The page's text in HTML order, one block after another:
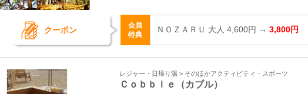
クーポン
会員
特典
ＮＯＺＡＲＵ 大人 4,600円 → 3,800円
レジャー・日帰り湯 > そのほかアクティビティ・スポーツ
Ｃｏｂｂｌｅ（カブル）